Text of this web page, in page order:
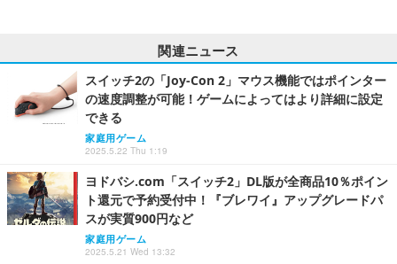
関連ニュース
スイッチ2の「Joy-Con 2」マウス機能ではポインター
の速度調整が可能！ゲームによってはより詳細に設定
できる
家庭用ゲーム
2025.5.22 Thu 1:19
ヨドバシ.com「スイッチ2」DL版が全商品10％ポイン
ト還元で予約受付中！『ブレワイ』アップグレードパ
スが実質900円など
家庭用ゲーム
2025.5.21 Wed 13:32